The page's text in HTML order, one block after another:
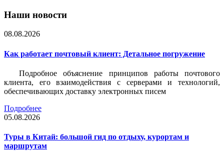
Наши новости
08.08.2026
Как работает почтовый клиент: Детальное погружение
Подробное объяснение принципов работы почтового
клиента, его взаимодействия с серверами и технологий,
обеспечивающих доставку электронных писем
Подробнее
05.08.2026
Туры в Китай: большой гид по отдыху, курортам и
маршрутам